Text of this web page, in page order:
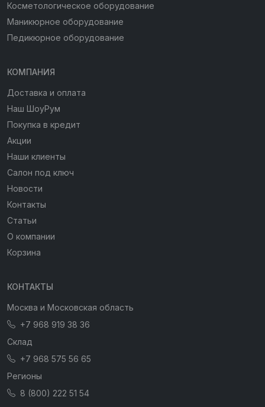
Косметологическое оборудование
Маникюрное оборудование
Педикюрное оборудование
КОМПАНИЯ
Доставка и оплата
Наш ШоуРум
Покупка в кредит
Акции
Наши клиенты
Салон под ключ
Новости
Контакты
Статьи
О компании
Корзина
КОНТАКТЫ
Москва и Московская область
+7 968 919 38 36
Склад
+7 968 575 56 65
Регионы
8 (800) 222 51 54